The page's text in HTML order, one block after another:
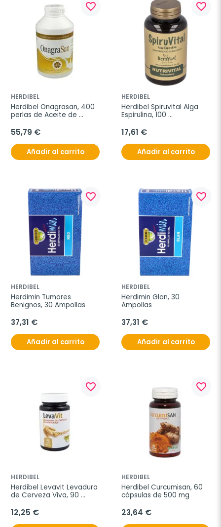
favorite_border
HERDIBEL
Herdibel Onagrasan, 400
perlas de Aceite de
55,79 €
Añadir al carrito
favorite_border
HERDIBEL
Herdibel Spiruvital Alga
Espirulina, 100
17,61 €
Añadir al carrito
favorite_border
HERDIBEL
Herdimin Tumores
Benignos, 30 Ampollas
37,31 €
Añadir al carrito
favorite_border
HERDIBEL
Herdimin Glan, 30
Ampollas
37,31 €
Añadir al carrito
favorite_border
HERDIBEL
Herdibel Levavit Levadura
de Cerveza Viva, 90
12,25 €
favorite_border
HERDIBEL
Herdibel Curcumisan, 60
cápsulas de 500 mg
23,64 €